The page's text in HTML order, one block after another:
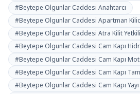
#Beytepe Olgunlar Caddesi Anahtarcı
#Beytepe Olgunlar Caddesi Apartman
#Beytepe Olgunlar Caddesi Atra Kilit
#Beytepe Olgunlar Caddesi Cam Kapı
#Beytepe Olgunlar Caddesi Cam Kapı
#Beytepe Olgunlar Caddesi Cam Kapı
#Beytepe Olgunlar Caddesi Cam Kapı Yayı